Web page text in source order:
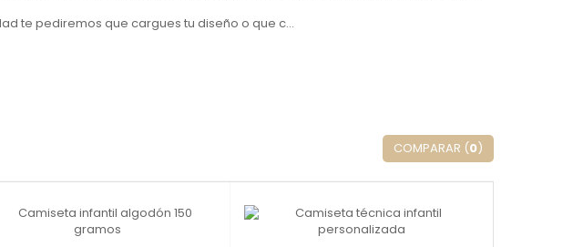
te pediremos que cargues tu diseño o que c...
COMPARAR (0)